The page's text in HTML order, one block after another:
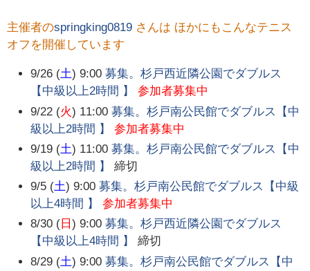
主催者のspringking0819 さんは ほかにもこんなテニス
オフを開催しています
9/26 (土) 9:00 募集。杉戸西近隣公園でダブルス
【中級以上2時間 】
参加者募集中
9/22 (火) 11:00 募集。杉戸南公民館でダブルス【中
級以上2時間 】
参加者募集中
9/19 (土) 11:00 募集。杉戸南公民館でダブルス【中
級以上2時間 】
締切
9/5 (土) 9:00 募集。杉戸南公民館でダブルス【中級
以上4時間 】
参加者募集中
8/30 ( 日) 9:00 募集。杉戸西近隣公園でダブルス
【中級以上4時間 】
締切
8/29 (土) 9:00 募集。杉戸南公民館でダブルス【中